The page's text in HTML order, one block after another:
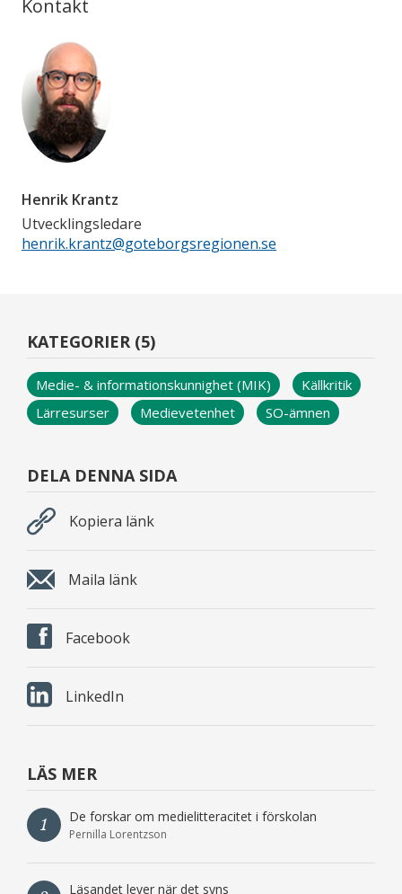
Kontakt
Henrik Krantz
Utvecklingsledare
henrik.krantz@goteborgsregionen.se
KATEGORIER (5)
Medie- & informationskunnighet (MIK)
Källkritik
Lärresurser
Medievetenhet SO-ämnen
DELA DENNA SIDA
Kopiera länk
Maila länk
Facebook
LinkedIn
LÄS MER
1 De forskar om medielitteracitet i förskolan
Pernilla Lorentzson
Läsandet lever när det syns